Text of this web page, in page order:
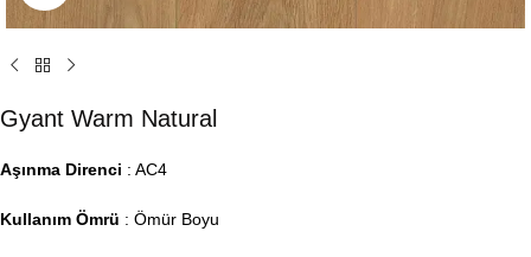
Gyant Warm Natural
Aşınma Direnci : AC4
Kullanım Ömrü : Ömür Boyu